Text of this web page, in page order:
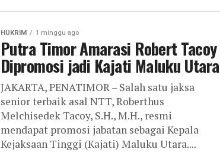
HUKRIM 1 minggu ago
Putra Timor Amarasi Robert Tacoy
Dipromosi jadi Kajati Maluku Utara
JAKARTA, PENATIMOR – Salah satu jaksa
senior terbaik asal NTT, Roberthus
Melchisedek Tacoy, S.H., M.H., resmi
mendapat promosi jabatan sebagai Kepala
Kejaksaan Tinggi (Kajati) Maluku Utara....